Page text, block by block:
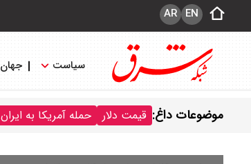
EN
AR
سیاست جهان
موضوعات داغ: قیمت دلار حمله آمریکا به ایران